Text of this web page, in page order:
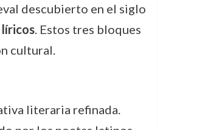
descubierto en el siglo
líricos. Estos tres bloques
cultural.
literaria refinada.